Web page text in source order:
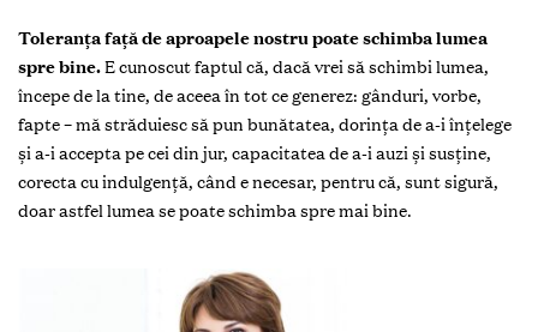
Toleranța față de aproapele nostru poate schimba lumea
spre bine.E cunoscut faptul că, dacă vrei să schimbi lumea,
începe de la tine, de aceea în tot ce generez: gânduri, vorbe,
fapte – mă străduiesc să pun bunătatea, dorința de a-i înțelege
și a-i accepta pe cei din jur, capacitatea de a-i auzi și susține,
corecta cu indulgență, când e necesar, pentru că, sunt sigură,
doar astfel lumea se poate schimba spre mai bine.